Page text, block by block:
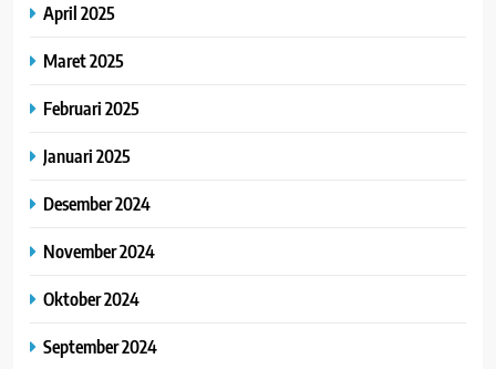
April 2025
Maret 2025
Februari 2025
Januari 2025
Desember 2024
November 2024
Oktober 2024
September 2024